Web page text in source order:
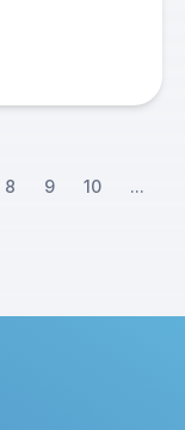
8 9 10
...